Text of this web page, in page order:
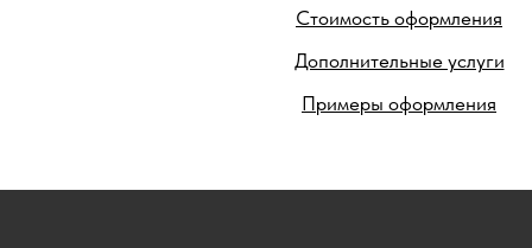
Стоимость оформления
Дополнительные услуги
Примеры оформления